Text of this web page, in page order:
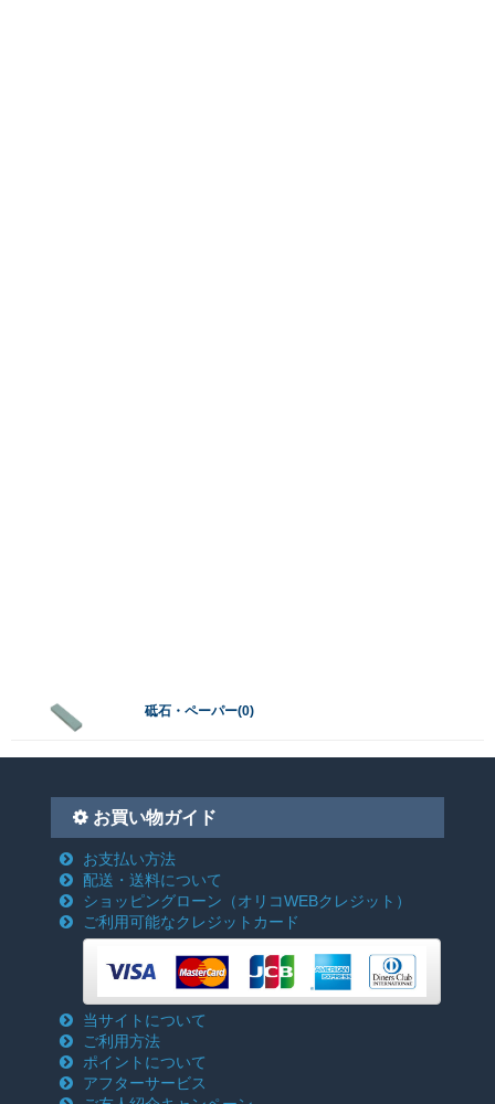
砥石・ペーパー(0)
お買い物ガイド
お支払い方法
配送・送料について
ショッピングローン （オリコWEBクレジット）
ご利用可能なクレジットカード
当サイトについて
ご利用方法
ポイントについて
アフターサービス